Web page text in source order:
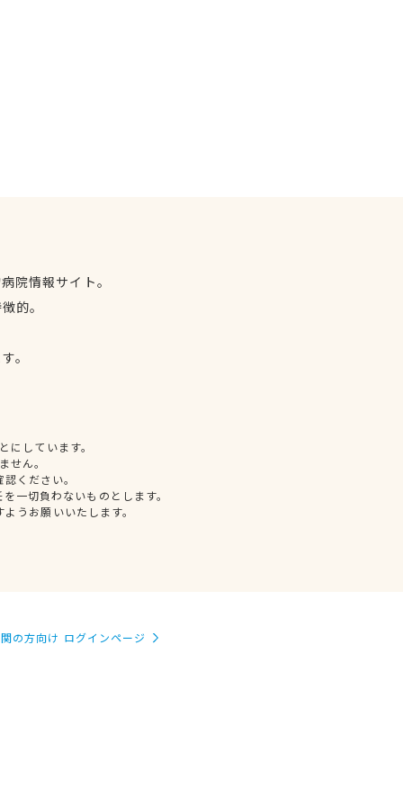
院情報サイト。
的。
。
しています。
せん。
ください。
一切負わないものとします。
うお願いいたします。
の方向け ログインページ